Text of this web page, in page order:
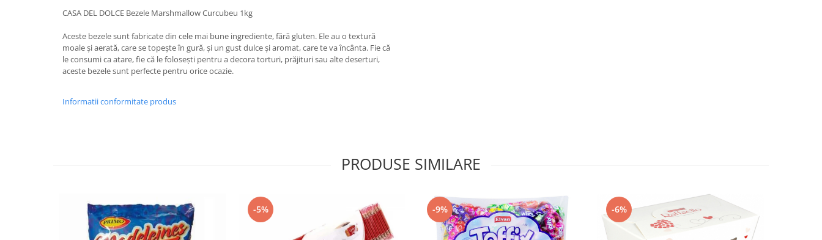
CASA DEL DOLCE Bezele Marshmallow Curcubeu 1kg
Aceste bezele sunt fabricate din cele mai bune ingrediente, fără gluten. Ele au o textură
moale și aerată, care se topește în gură, și un gust dulce și aromat, care te va încânta. Fie că
le consumi ca atare, fie că le folosești pentru a decora torturi, prăjituri sau alte deserturi,
aceste bezele sunt perfecte pentru orice ocazie.
Informatii conformitate produs
PRODUSE SIMILARE
-5% -9% -6%